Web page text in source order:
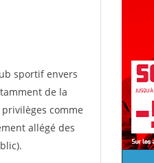
sportif envers
de la
comme
allégé des